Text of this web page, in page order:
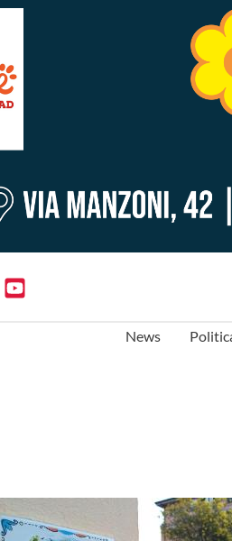
News